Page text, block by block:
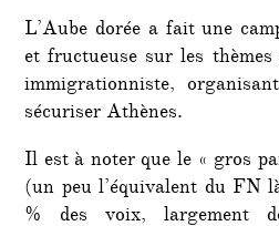
L’Aube dorée a fait une
et fructueuse sur les
immigrationniste,
sécuriser Athènes.
Il est à noter que le « gros
(un peu l’équivalent du FN
% des voix, largement